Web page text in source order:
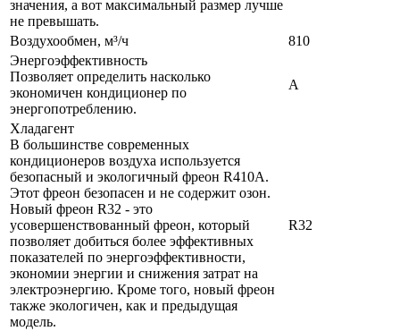
значения, а вот максимальный размер лучше
не превышать.
Воздухообмен, м³/ч
810
Энергоэффективность
Позволяет определить насколько
экономичен кондиционер по
энергопотреблению.
A
Хладагент
В большинстве современных
кондиционеров воздуха используется
безопасный и экологичный фреон R410A.
Этот фреон безопасен и не содержит озон.
Новый фреон R32 - это
усовершенствованный фреон, который
позволяет добиться более эффективных
показателей по энергоэффективности,
экономии энергии и снижения затрат на
электроэнергию. Кроме того, новый фреон
также экологичен, как и предыдущая
модель.
R32